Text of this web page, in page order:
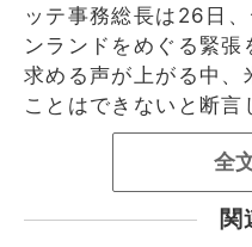
ッテ事務総長は26日
ンランドをめぐる緊
求める声が上がる中、
ことはできないと断言
全
関